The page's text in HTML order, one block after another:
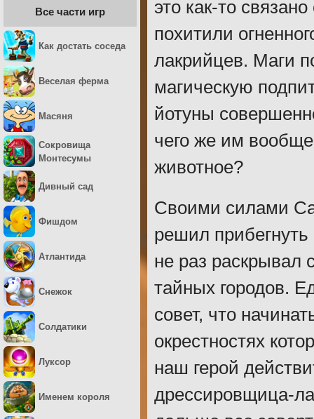
это как-то
похитили
лакрийцев. Маги
магическую
йотуны
чего же им
животное?
Своими силами
решил прибегнуть
не раз раскрывал
тайных городов.
совет, что
окрестностях
наш герой
дрессировщица-
Все части игр
Как достать соседа
Веселая ферма
Масяня
Сокровища
Монтесумы
Дивный сад
Фишдом
Атлантида
Снежок
Солдатики
Луксор
Именем короля